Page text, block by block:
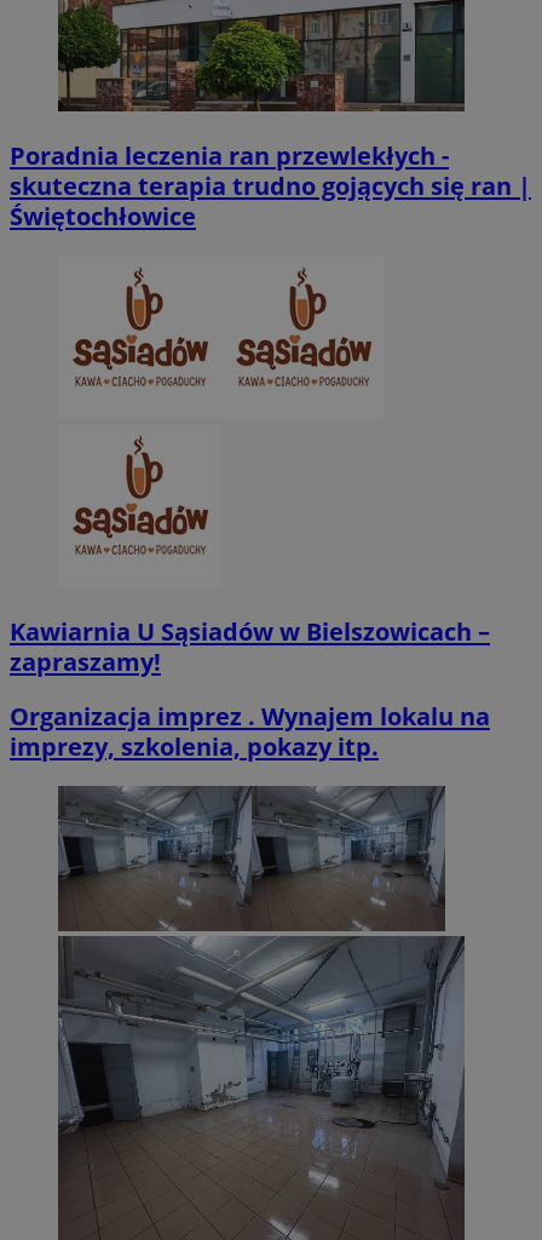
Poradnia leczenia ran przewlekłych -
skuteczna terapia trudno gojących się ran |
Świętochłowice
Kawiarnia U Sąsiadów w Bielszowicach –
zapraszamy!
Organizacja imprez . Wynajem lokalu na
imprezy, szkolenia, pokazy itp.